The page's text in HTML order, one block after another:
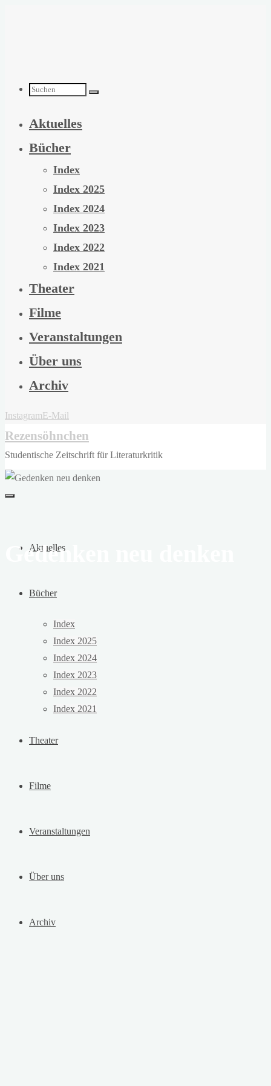
Suchen
nach:
Aktuelles
Bücher
Index
Index 2025
Index 2024
Index 2023
Index 2022
Index 2021
Theater
Filme
Veranstaltungen
Über uns
Archiv
InstagramE-Mail
Rezensöhnchen
Studentische Zeitschrift für Literaturkritik
Aktuelles
Bücher
Index
Index 2025
Index 2024
Index 2023
Index 2022
Index 2021
Theater
Filme
Veranstaltungen
Über uns
Archiv
Gedenken neu denken